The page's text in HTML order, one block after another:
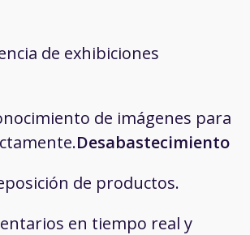
de exhibiciones
de imágenes para
Desabastecimiento
de productos.
en tiempo real y